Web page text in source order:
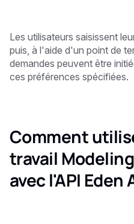
Les utilisateurs saisissent
puis, à l'aide d'un point de
demandes peuvent être
ces préférences spécifiées.
Comment
travail
avec l'API Eden